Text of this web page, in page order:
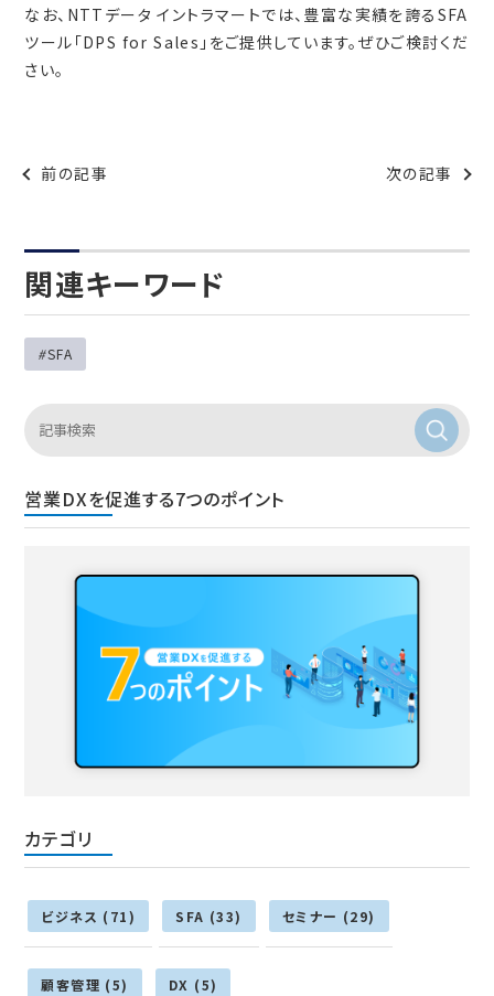
なお、NTTデータ イントラマートでは、豊富な実績を誇るSFA
ツール「DPS for Sales 」をご提供しています。ぜひご検討くだ
さい。
前の記事 次の記事
関連キーワード
SFA
営業DXを促進する7つのポイント
カテゴリ
ビジネス (71) SFA (33) セミナー (29)
顧客管理 (5) DX (5)